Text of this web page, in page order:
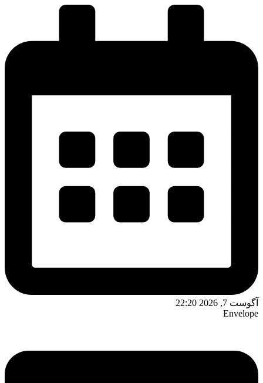
آگوست 7, 2026 22:20
Envelope